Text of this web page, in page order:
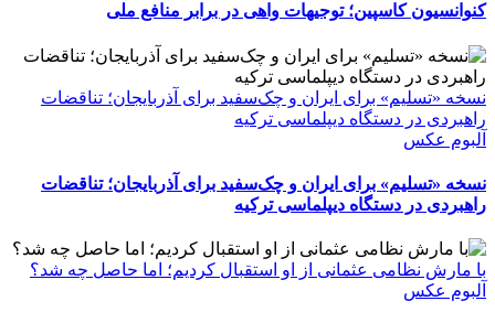
کنوانسیون کاسپین؛ توجیهات واهی در برابر منافع ملی
نسخه «تسلیم» برای ایران و چک‌سفید برای آذربایجان؛ تناقضات
راهبردی در دستگاه دیپلماسی ترکیه
آلبوم عکس
نسخه «تسلیم» برای ایران و چک‌سفید برای آذربایجان؛ تناقضات
راهبردی در دستگاه دیپلماسی ترکیه
با مارش نظامی عثمانی از او استقبال کردیم؛ اما حاصل چه شد؟
آلبوم عکس